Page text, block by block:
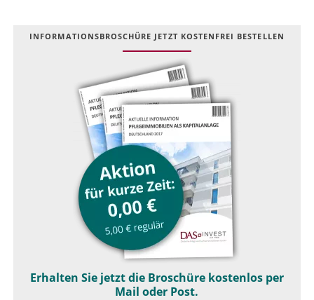
INFOR­MATIONS­BROSCHÜRE JETZT KOSTEN­FREI BESTELLEN
Erhalten Sie jetzt die Broschüre kostenlos per
Mail oder Post.